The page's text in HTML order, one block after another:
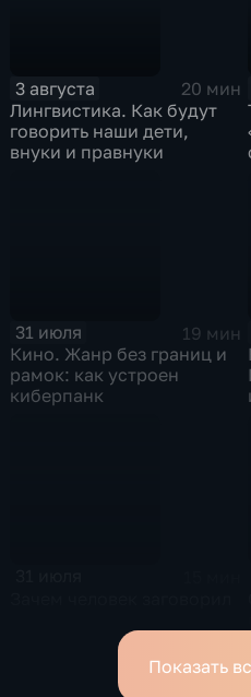
3 августа
20 мин
Лингвистика. Как будут
говорить наши дети,
внуки и правнуки
31 июля
19 мин
Кино. Жанр без границ и
рамок: как устроен
киберпанк
Показать